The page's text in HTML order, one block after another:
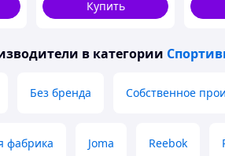
Купить
в категории
Без бренда Собственное
фабрика Joma Reebok